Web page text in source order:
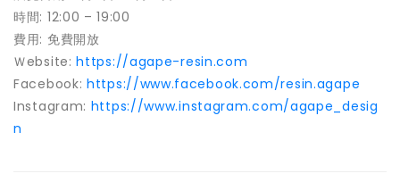
時間: 12:00 – 19:00
費用: 免費開放
Ｗebsite:https://agape-resin.com
Facebook: https://www.facebook.com/resin.agape
Instagram: https://www.instagram.com/agape_desig
n